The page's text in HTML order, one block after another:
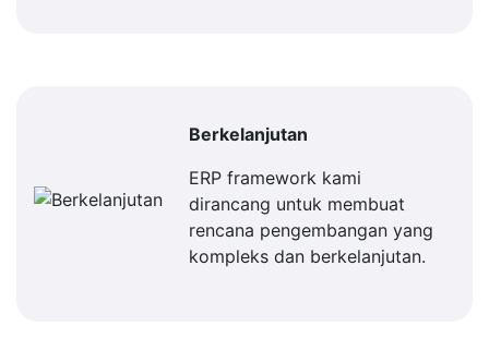
Berkelanjutan
ERP framework kami
dirancang untuk membuat
rencana pengembangan yang
kompleks dan berkelanjutan.